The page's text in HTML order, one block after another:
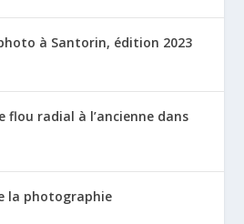
à Santorin, édition 2023
flou radial à l’ancienne dans
la photographie